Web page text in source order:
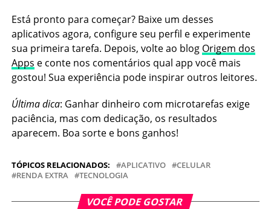
Está pronto para começar? Baixe um desses
aplicativos agora, configure seu perfil e experimente
sua primeira tarefa. Depois, volte ao blog Origem dos
Apps e conte nos comentários qual app você mais
gostou! Sua experiência pode inspirar outros leitores.
Última dica: Ganhar dinheiro com microtarefas exige
paciência, mas com dedicação, os resultados
aparecem. Boa sorte e bons ganhos!
TÓPICOS RELACIONADOS: APLICATIVO
CELULAR
RENDA EXTRA
TECNOLOGIA
VOCÊ PODE GOSTAR